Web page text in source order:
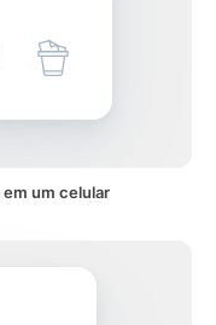
um celular